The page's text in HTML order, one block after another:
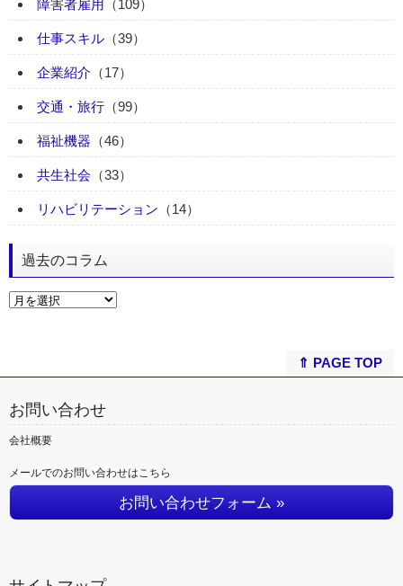
障害者雇用 （109）
仕事スキル （39）
企業紹介 （17）
交通・旅行 （99）
福祉機器 （46）
共生社会 （33）
リハビリテーション （14）
過去のコラム
⇑ PAGE TOP
お問い合わせ
会社概要
メールでのお問い合わせはこちら
お問い合わせフォーム »